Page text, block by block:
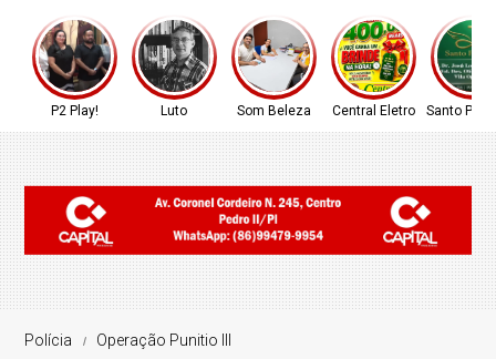
P2 Play! Luto Som Beleza Central Eletro Santo
Polícia Operação Punitio III